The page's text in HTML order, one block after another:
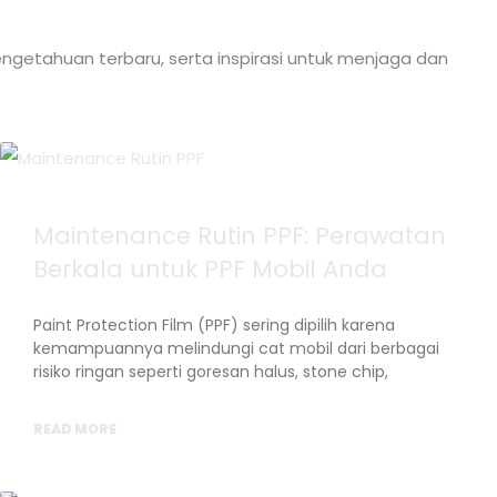
terbaru, serta inspirasi untuk menjaga dan
Maintenance Rutin PPF: Perawatan
Berkala untuk PPF Mobil Anda
Paint Protection Film (PPF) sering dipilih karena
kemampuannya melindungi cat mobil dari berbagai
risiko ringan seperti goresan halus, stone chip,
READ MORE